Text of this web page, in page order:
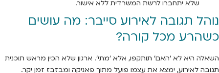
שלא יתחברו לרשת המשרדית ללא אישור.
נוהל תגובה לאירוע סייבר: מה עושים
כשהרע מכל קורה?
השאלה היא לא 'האם' תותקפו, אלא 'מתי'. ארגון שלא הכין מראש תוכנית
תגובה לאירוע, ימצא את עצמו פועל מתוך פאניקה ומבזבז זמן יקר.